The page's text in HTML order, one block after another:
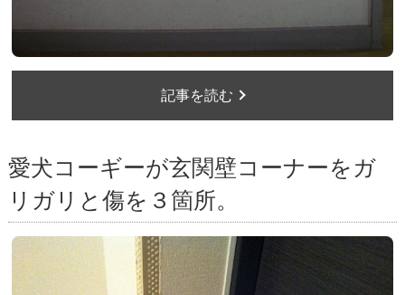
記事を読む
愛犬コーギーが玄関壁コーナーをガ
リガリと傷を３箇所。